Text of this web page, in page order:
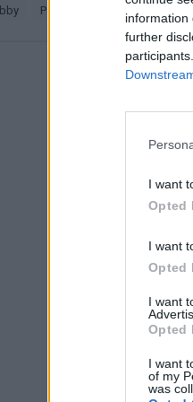
information
further
I want
Opted
I want
Opted
I want
Opted
I want
of my
was
czas